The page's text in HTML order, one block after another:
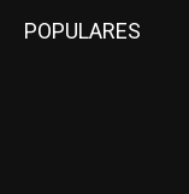
POPULARES